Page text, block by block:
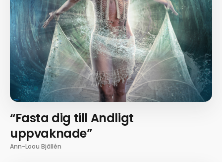
“Fasta dig till Andligt
uppvaknade”
Ann-Loou Bjällén